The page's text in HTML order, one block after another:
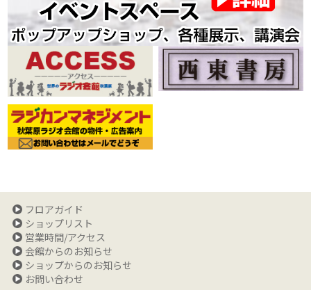
フロアガイド
ショップリスト
営業時間/アクセス
会館からのお知らせ
ショップからのお知らせ
お問い合わせ